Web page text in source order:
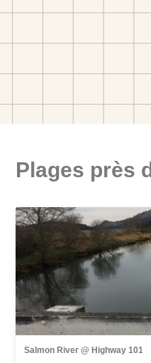
Plages près
Salmon River @ Highway 101